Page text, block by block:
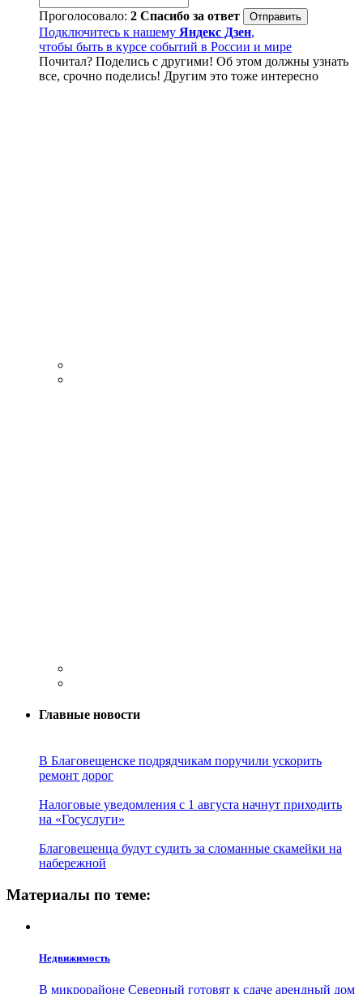
Проголосовало: 2 Спасибо за ответ
Подключитесь к нашему Яндекс Дзен,
чтобы быть в курсе событий в России и мире
Почитал? Поделись с другими! Об этом должны узнать
все, срочно поделись! Другим это тоже интересно
Главные новости
В Благовещенске подрядчикам поручили ускорить
ремонт дорог
Налоговые уведомления с 1 августа начнут приходить
на «Госуслуги»
Благовещенца будут судить за сломанные скамейки на
набережной
Материалы по теме:
Недвижимость
В микрорайоне Северный готовят к сдаче арендный дом